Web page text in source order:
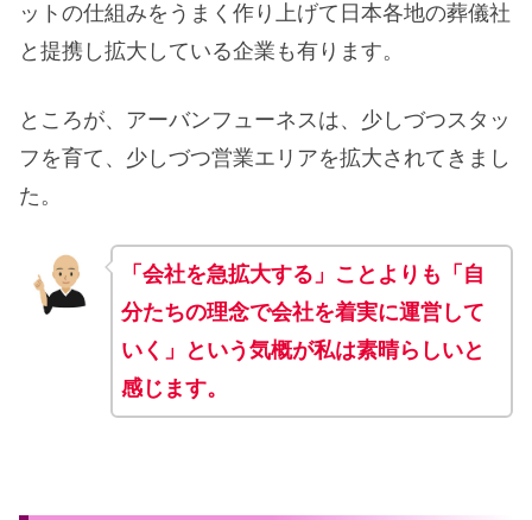
ットの仕組みをうまく作り上げて日本各地の葬儀社
と提携し拡大している企業も有ります。
ところが、アーバンフューネスは、少しづつスタッ
フを育て、少しづつ営業エリアを拡大されてきまし
た。
「会社を急拡大する」ことよりも「自
分たちの理念で会社を着実に運営して
いく」という気概が私は素晴らしいと
感じます。